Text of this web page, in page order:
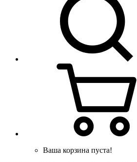
Ваша корзина пуста!